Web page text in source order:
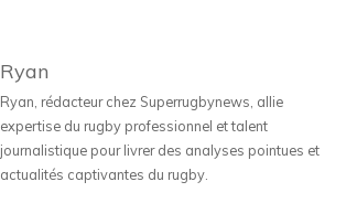
Ryan
Ryan, rédacteur chez Superrugbynews, allie
expertise du rugby professionnel et talent
journalistique pour livrer des analyses pointues et
actualités captivantes du rugby.